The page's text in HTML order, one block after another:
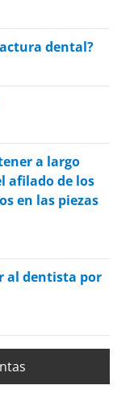
dental?
a largo
afilado de los
en las piezas
al dentista por